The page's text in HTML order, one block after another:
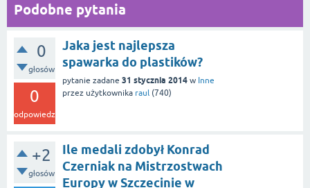
Podobne pytania
0
głosów
0
odpowiedzi
Jaka jest najlepsza
spawarka do plastików?
pytanie zadane 31 stycznia 2014 w Inne
przez użytkownika raul (740)
+2
głosów
Ile medali zdobył Konrad
Czerniak na Mistrzostwach
Europy w Szczecinie w